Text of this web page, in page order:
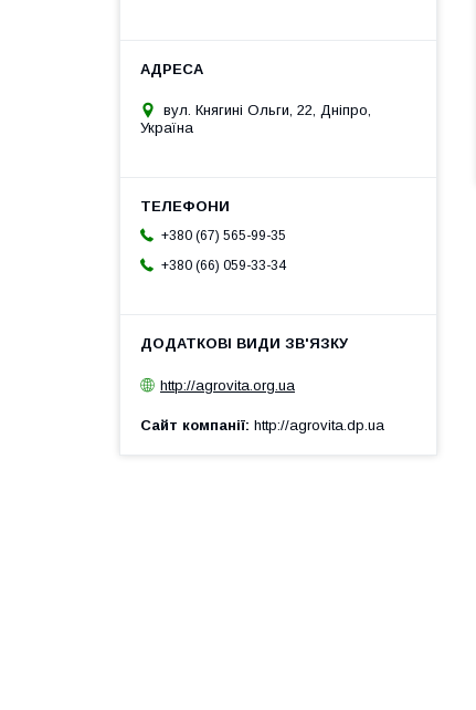
вул. Княгині Ольги, 22, Дніпро,
Україна
+380 (67) 565-99-35
+380 (66) 059-33-34
http://agrovita.org.ua
Сайт компанії http://agrovita.dp.ua